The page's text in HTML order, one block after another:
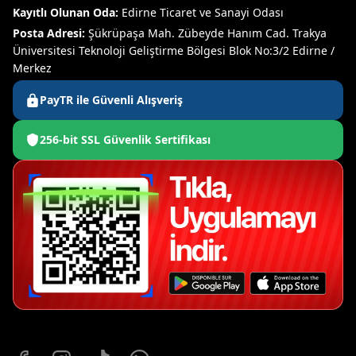
Kayıtlı Olunan Oda: Edirne Ticaret ve Sanayi Odası
Posta Adresi: Şükrüpaşa Mah. Zübeyde Hanım Cad. Trakya
Üniversitesi Teknoloji Geliştirme Bölgesi Blok No:3/2 Edirne /
Merkez
PayTR ile Güvenli Alışveriş
256-bit SSL Güvenlik Sertifikası